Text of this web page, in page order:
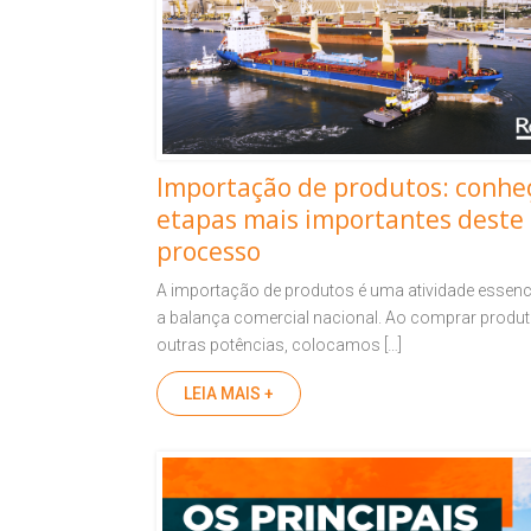
Importação de produtos:
etapas mais importantes deste
processo
A importação de produtos é uma atividade
a balança comercial nacional. Ao comprar
outras potências, colocamos […]
LEIA MAIS +